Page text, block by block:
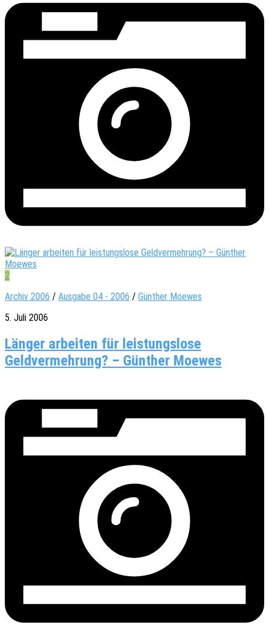
2
Archiv 2006 / Ausgabe 04 - 2006 / Günther Moewes
5. Juli 2006
Länger arbeiten für leistungslose
Geldvermehrung? – Günther Moewes